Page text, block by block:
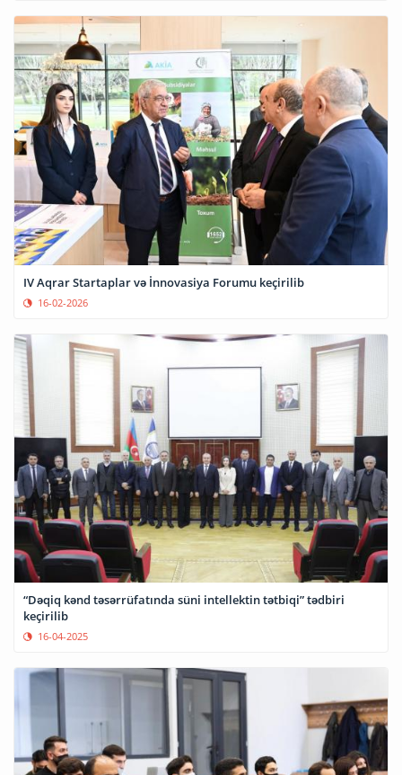
IV Aqrar Startaplar və İnnovasiya Forumu keçirilib
16-02-2026
“Dəqiq kənd təsərrüfatında süni intellektin tətbiqi” tədbiri
keçirilib
16-04-2025